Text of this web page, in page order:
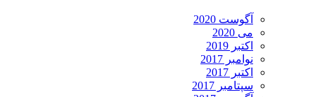
آگوست 2020
می 2020
اکتبر 2019
نوامبر 2017
اکتبر 2017
سپتامبر 2017